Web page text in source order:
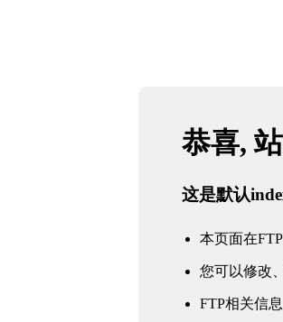
恭喜,
这是默认
本页面在
您可以修改
FTP相关信